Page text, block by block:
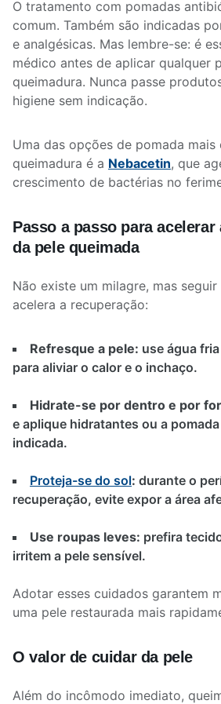
O tratamento com pomadas
comum. Também são indicadas
e analgésicas. Mas lembre-se: é
médico antes de aplicar qualquer
queimadura. Nunca passe
higiene sem indicação.
Uma das opções de pomada mais
queimadura é a Nebacetin, que
crescimento de bactérias no
Passo a passo para acelerar
da pele queimada
Não existe um milagre, mas
acelera a recuperação:
Refresque a pele: use água
para aliviar o calor e o inchaço.
Hidrate-se por dentro e por
e aplique hidratantes ou a
indicada.
Proteja-se do sol: durante o
recuperação, evite expor a área
Use roupas leves: prefira
irritem a pele sensível.
Adotar esses cuidados garantem
uma pele restaurada mais
O valor de cuidar da pele
Além do incômodo imediato,